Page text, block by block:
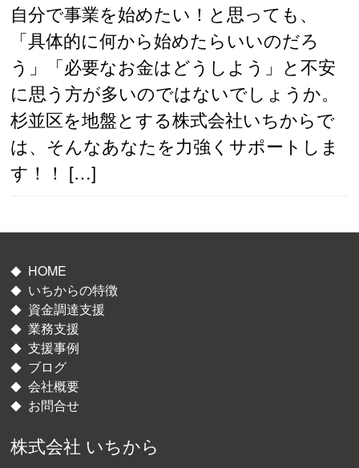
自分で事業を始めたい！と思っても、
「具体的に何から始めたらいいのだろ
う」「必要なお金はどうしよう」と不安
に思う方が多いのではないでしょうか。
杉並区を地盤とする株式会社いちからで
は、そんなあなたを力強くサポートしま
す！！ […]
HOME
いちからの特徴
資金調達支援
業務支援
支援事例
ブログ
会社概要
お問合せ
株式会社 いちから